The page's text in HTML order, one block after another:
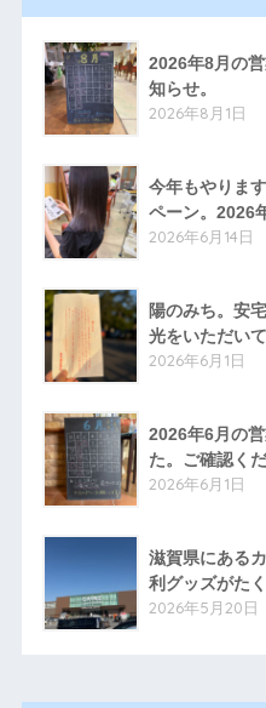
2026年8月の
知らせ。
2026年8月1日
今年もやりま
ペーン。2026
2026年6月14日
陽のみち。安
光をいただい
2026年6月1日
2026年6月の
た。ご確認くだ
2026年6月1日
滋賀県にある
利グッズがた
2026年5月20日